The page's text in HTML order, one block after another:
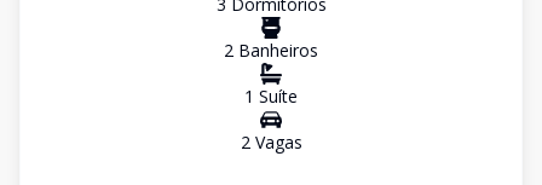
2 Banheiros
1 Suíte
2Vagas